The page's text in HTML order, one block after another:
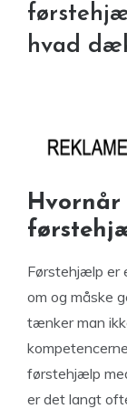
hvad
Hvornår
Førstehjælp er
om og måske
tænker man
førstehjælp
er det langt